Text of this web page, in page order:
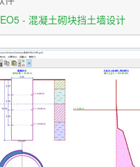
- 混凝土砌块挡土墙设计